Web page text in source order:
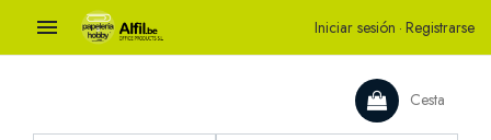
 Iniciar sesión · Registrarse
Cesta